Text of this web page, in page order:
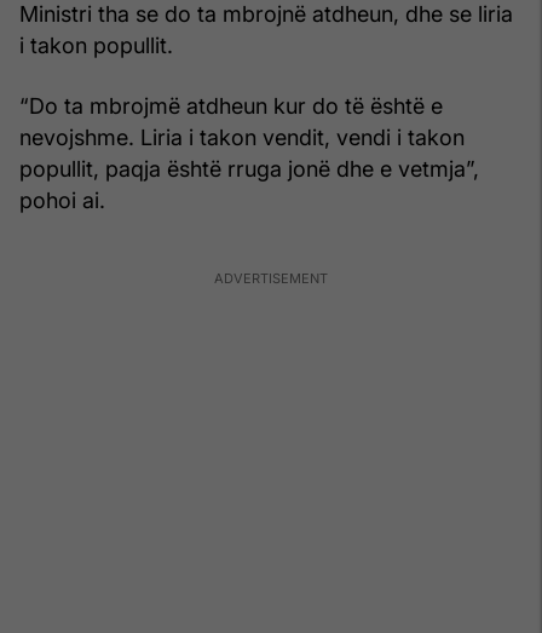
Ministri tha se do ta mbrojnë atdheun, dhe se liria
i takon popullit.
“Do ta mbrojmë atdheun kur do të është e
nevojshme. Liria i takon vendit, vendi i takon
popullit, paqja është rruga jonë dhe e vetmja”,
pohoi ai.